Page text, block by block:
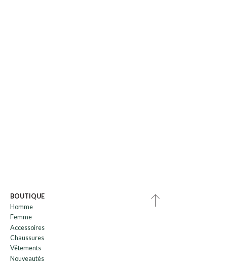
BOUTIQUE
Homme
Femme
Accessoires
Chaussures
Vêtements
Nouveautès